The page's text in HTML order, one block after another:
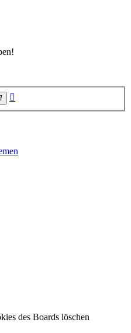
Suche
des Boards löschen